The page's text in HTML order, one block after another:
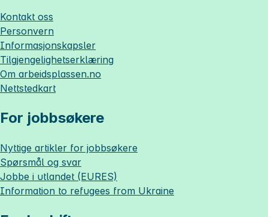
Kontakt oss
Personvern
Informasjonskapsler
Tilgjengelighetserklæring
Om arbeidsplassen.no
Nettstedkart
For jobbsøkere
Nyttige artikler for jobbsøkere
Spørsmål og svar
Jobbe i utlandet (EURES)
Information to refugees from Ukraine